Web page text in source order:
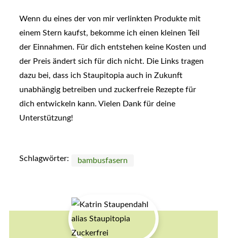
Wenn du eines der von mir verlinkten Produkte mit
einem Stern kaufst, bekomme ich einen kleinen Teil
der Einnahmen. Für dich entstehen keine Kosten und
der Preis ändert sich für dich nicht. Die Links tragen
dazu bei, dass ich Staupitopia auch in Zukunft
unabhängig betreiben und zuckerfreie Rezepte für
dich entwickeln kann. Vielen Dank für deine
Unterstützung!
Schlagwörter: bambusfasern